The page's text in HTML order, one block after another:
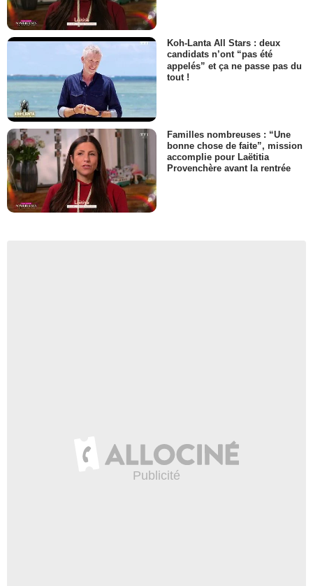
Koh-Lanta All Stars : deux
candidats n’ont “pas été
appelés” et ça ne passe pas du
tout !
Familles nombreuses : “Une
bonne chose de faite”, mission
accomplie pour Laëtitia
Provenchère avant la rentrée